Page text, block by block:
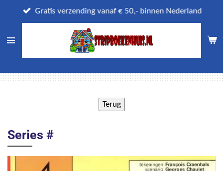
direct
naar
Gratis verzending vanaf € 50,- binnen Nederland
Series #